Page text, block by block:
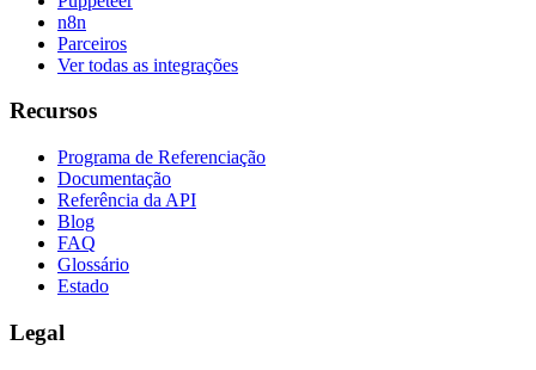
n8n
Parceiros
Ver todas as integrações
Recursos
Programa de Referenciação
Documentação
Referência da API
Blog
FAQ
Glossário
Estado
Legal